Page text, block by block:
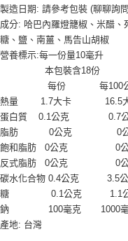
後付繳納相關費用。
※ 交易是否成功請以「
是否繳費成功／繳費後需取
客戶支援中心」https://
【注意事項】
１．透過由恩沛科技股份有
權轉讓予恩沛科技股份有限公
２．關於個人資料處理事宜，
https://aftee.tw/terms/#terms3
３．未成年的使用者請事先徵
「AFTEE先享後付」，若未
任。
４．使用「AFTEE先享後付
時審查核予不同之上限額度
請求用戶進行身份認證。
５．嚴禁一人註冊多個帳號或
7-11取貨付款-重量限制含
kg
每筆NT$90，滿NT$990(
付款後7-11取貨-重量限制
每筆NT$90，滿NT$990(含
宅配-新竹物流
每筆NT$150，滿
離島客戶-中華郵政
每筆NT$120，滿
製造日期: 請參考包裝 (聊聊詢
成分: 哈巴內羅燈籠椒、米醋、
糖、鹽、南薑、馬告山胡椒
營養標示:每一份量10毫升
本包裝含18份
每份 每100公
熱量 1.7大卡 16.5
蛋白質 0.1公克 0.7公
脂肪 0公克 0公
飽和脂肪 0公克 0公
反式脂肪 0公克 0公
碳水化合物 0.4公克 3.5
糖 0.1公克 1.1公
鈉 100毫克 1000毫
產地: 台灣